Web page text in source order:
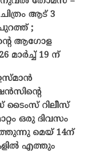
ആട് 3
;
ആഗോള
മാർച്ച് 19 ന്
ടൈംസ് റിലീസ്
ഒരു ദിവസം
മെയ് 14ന്
എത്തും